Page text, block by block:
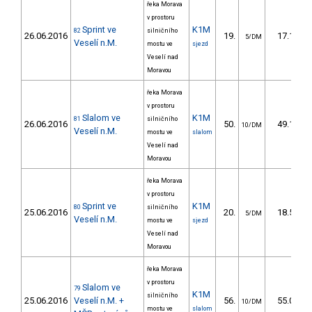
26.06.2016 82 Sprint ve
Veselí n.M.
řeka Morava
v prostoru
silničního
mostu ve
Veselí nad
Moravou
K1M
sjezd
19. 5/DM 17.10
26.06.2016 81 Slalom ve
Veselí n.M.
řeka Morava
v prostoru
silničního
mostu ve
Veselí nad
Moravou
K1M
slalom
50. 10/DM 49.10
25.06.2016 80 Sprint ve
Veselí n.M.
řeka Morava
v prostoru
silničního
mostu ve
Veselí nad
Moravou
K1M
sjezd
20. 5/DM 18.50
25.06.2016
79 Slalom ve
Veselí n.M. +
řeka Morava
v prostoru
silničního
mostu ve
K1M
slalom
56. 10/DM 55.00